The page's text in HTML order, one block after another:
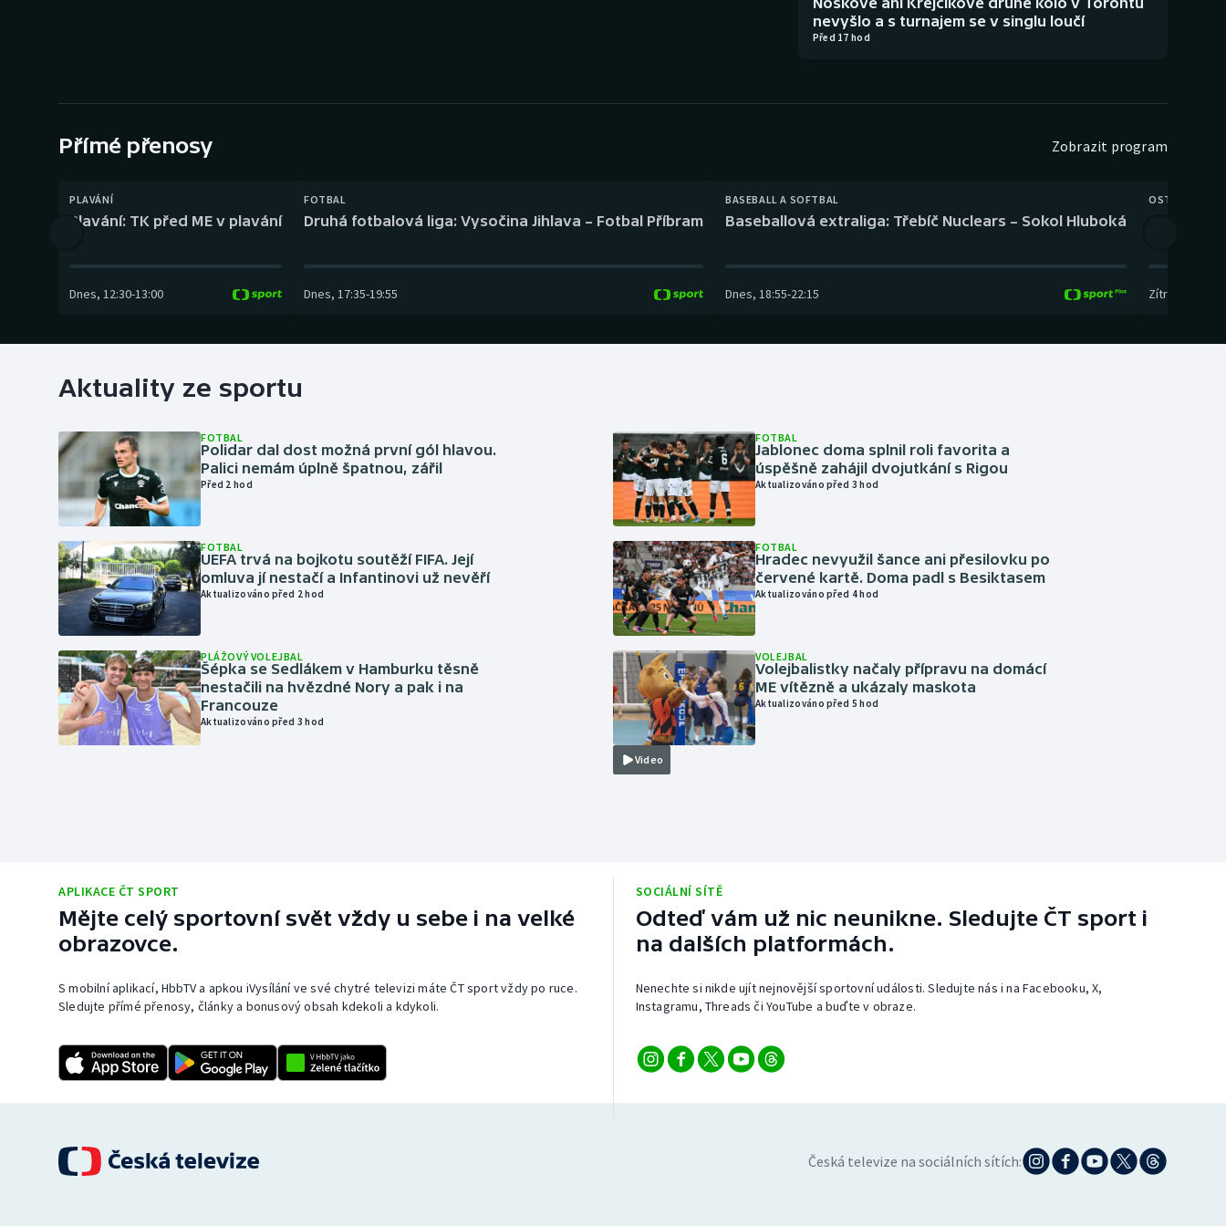
Gymnastika Plážový volejbal
nevyšlo a s turnajem se v singlu loučí
Před 17 hod
Přímé přenosy Zobrazit program
PLAVÁNÍ
Plavání: TK před ME v plavání
Dnes, 12:30-13:00
FOTBAL
Druhá fotbalová liga: Vysočina Jihlava – Fotbal Příbram
Dnes, 17:35-19:55
BASEBALL A SOFTBAL
Baseballová extraliga: Třebíč Nuclears – Sokol Hluboká
Dnes, 18:55-22:15
OSTATNÍ
Zítra
Aktuality ze sportu
FOTBAL
Polidar dal dost možná první gól hlavou.
Palici nemám úplně špatnou, zářil
Před 2 hod
FOTBAL
UEFA trvá na bojkotu soutěží FIFA. Její
omluva jí nestačí a Infantinovi už nevěří
Aktualizováno před 2 hod
PLÁŽOVÝ VOLEJBAL
Šépka se Sedlákem v Hamburku těsně
nestačili na hvězdné Nory a pak i na
Francouze
Aktualizováno před 3 hod
FOTBAL
Jablonec doma splnil roli favorita a
úspěšně zahájil dvojutkání s Rigou
Aktualizováno před 3 hod
FOTBAL
Hradec nevyužil šance ani přesilovku po
červené kartě. Doma padl s Besiktasem
Aktualizováno před 4 hod
Video
VOLEJBAL
Volejbalistky načaly přípravu na domácí
ME vítězně a ukázaly maskota
Aktualizováno před 5 hod
APLIKACE ČT SPORT
Mějte celý sportovní svět vždy u sebe i na velké
obrazovce.
S mobilní aplikací, HbbTV a apkou iVysílání ve své chytré televizi máte ČT sport vždy po ruce.
Sledujte přímé přenosy, články a bonusový obsah kdekoli a kdykoli.
SOCIÁLNÍ SÍTĚ
Odteď vám už nic neunikne. Sledujte ČT sport i
na dalších platformách.
Nenechte si nikde ujít nejnovější sportovní události. Sledujte nás i na Facebooku, X,
Instagramu, Threads či YouTube a buďte v obraze.
Česká televize na sociálních sítích: